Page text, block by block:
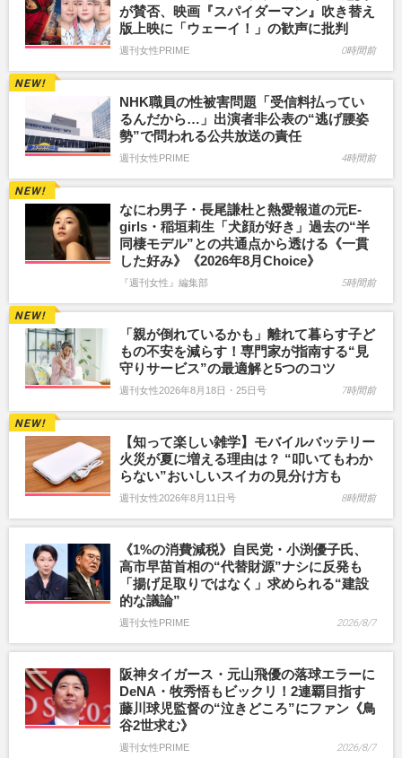
が賛否、映画『スパイダーマン』吹き替え
版上映に「ウェーイ！」の歓声に批判
週刊女性PRIME 0時間前
NHK職員の性被害問題「受信料払ってい
るんだから…」出演者非公表の“逃げ腰姿
勢”で問われる公共放送の責任
週刊女性PRIME 4時間前
なにわ男子・長尾謙杜と熱愛報道の元E-
girls・稲垣莉生「犬顔が好き」過去の“半
同棲モデル”との共通点から透ける《一貫
した好み》《2026年8月Choice》
『週刊女性』編集部 5時間前
「親が倒れているかも」離れて暮らす子ど
もの不安を減らす！専門家が指南する“見
守りサービス”の最適解と5つのコツ
週刊女性2026年8月18日・25日号 7時間前
【知って楽しい雑学】モバイルバッテリー
火災が夏に増える理由は？ “叩いてもわか
らない”おいしいスイカの見分け方も
週刊女性2026年8月11日号 8時間前
《1%の消費減税》自民党・小渕優子氏、
高市早苗首相の“代替財源”ナシに反発も
「揚げ足取りではなく」求められる“建設
的な議論”
週刊女性PRIME 2026/8/7
阪神タイガース・元山飛優の落球エラーに
DeNA・牧秀悟もビックリ！2連覇目指す
藤川球児監督の“泣きどころ”にファン《鳥
谷2世求む》
週刊女性PRIME 2026/8/7